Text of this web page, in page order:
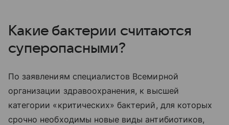
Какие бактерии считаются
суперопасными?
По заявлениям специалистов Всемирной
организации здравоохранения, к высшей
категории «критических» бактерий, для которых
срочно необходимы новые виды антибиотиков,